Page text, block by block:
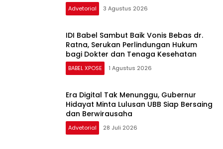
Timah
Advetorial 3 Agustus 2026
IDI Babel Sambut Baik Vonis Bebas dr.
Ratna, Serukan Perlindungan Hukum
bagi Dokter dan Tenaga Kesehatan
BABEL XPOSE 1 Agustus 2026
Era Digital Tak Menunggu, Gubernur
Hidayat Minta Lulusan UBB Siap Bersaing
dan Berwirausaha
Advetorial 28 Juli 2026